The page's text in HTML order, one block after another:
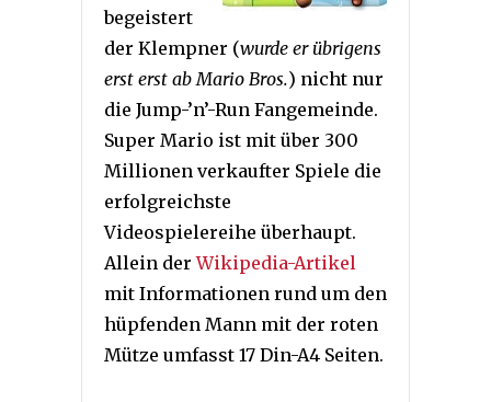
begeistert
der Klempner (wurde er übrigens
erst erst ab Mario Bros.) nicht nur
die Jump-’n’-Run Fangemeinde.
Super Mario ist mit über 300
Millionen verkaufter Spiele die
erfolgreichste
Videospielereihe überhaupt.
Allein derWikipedia-Artikel
mit Informationen rund um den
hüpfenden Mann mit der roten
Mütze umfasst 17 Din-A4 Seiten.